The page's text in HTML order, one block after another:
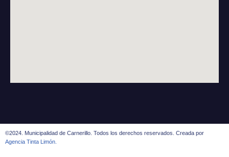
©2024. Municipalidad de Carnerillo. Todos los derechos reservados. Creada por
Agencia Tinta Limón.